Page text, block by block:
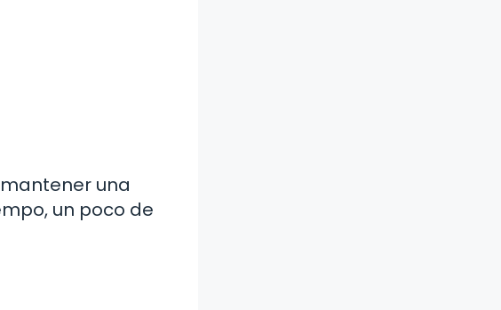
una
un poco de